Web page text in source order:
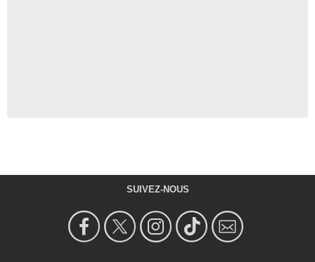
SUIVEZ-NOUS